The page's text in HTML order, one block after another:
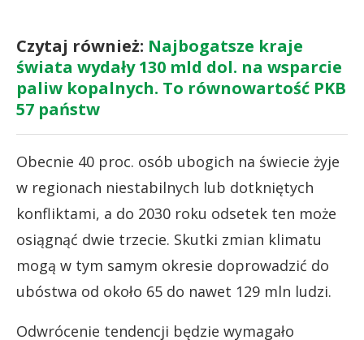
Czytaj również: Najbogatsze kraje
świata wydały 130 mld dol. na wsparcie
paliw kopalnych. To równowartość PKB
57 państw
Obecnie 40 proc. osób ubogich na świecie żyje
w regionach niestabilnych lub dotkniętych
konfliktami, a do 2030 roku odsetek ten może
osiągnąć dwie trzecie. Skutki zmian klimatu
mogą w tym samym okresie doprowadzić do
ubóstwa od około 65 do nawet 129 mln ludzi.
Odwrócenie tendencji będzie wymagało